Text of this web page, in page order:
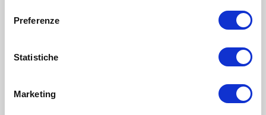
Preferenze
Statistiche
Marketing